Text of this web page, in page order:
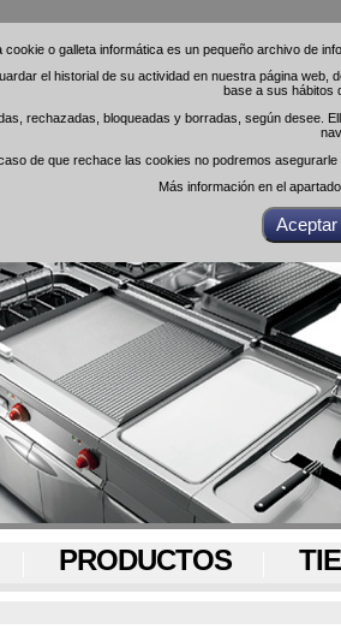
cookie o galleta informática es un pequeño archivo de
el historial de su actividad en nuestra página
base a sus hábitos
rechazadas, bloqueadas y borradas, según desee.
de que rechace las cookies no podremos
Más información en el
cookie o galleta informática es un pequeño archivo de
el historial de su actividad en nuestra página
base a sus hábitos
rechazadas, bloqueadas y borradas, según desee.
de que rechace las cookies no podremos
Más información en el
PRODUCTOS